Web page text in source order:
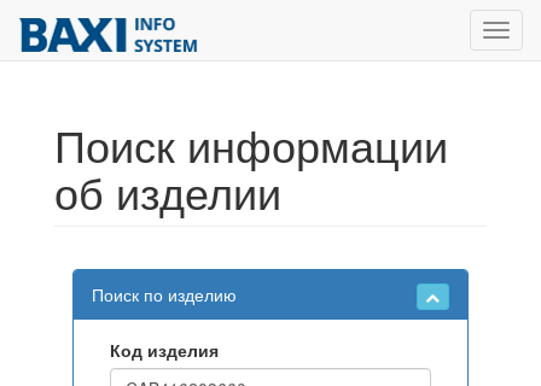
Поиск информации
об изделии
Поиск по изделию
Код изделия